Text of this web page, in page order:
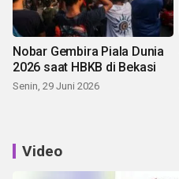
Nobar Gembira Piala Dunia
2026 saat HBKB di Bekasi
Senin, 29 Juni 2026
Video